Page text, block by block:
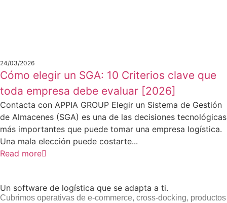
24/03/2026
Cómo elegir un SGA: 10 Criterios clave que
toda empresa debe evaluar [2026]
Contacta con APPIA GROUP Elegir un Sistema de Gestión
de Almacenes (SGA) es una de las decisiones tecnológicas
más importantes que puede tomar una empresa logística.
Una mala elección puede costarte...
Read more
Un software de logística que se adapta a ti.
Cubrimos operativas de e-commerce, cross-docking, productos